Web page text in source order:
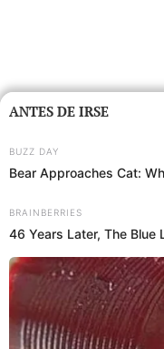
ANTES DE IRSE